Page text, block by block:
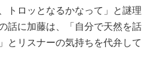
トロッとなるかなって」と謎理
話に加藤は、「自分で天然を話
とリスナーの気持ちを代弁して